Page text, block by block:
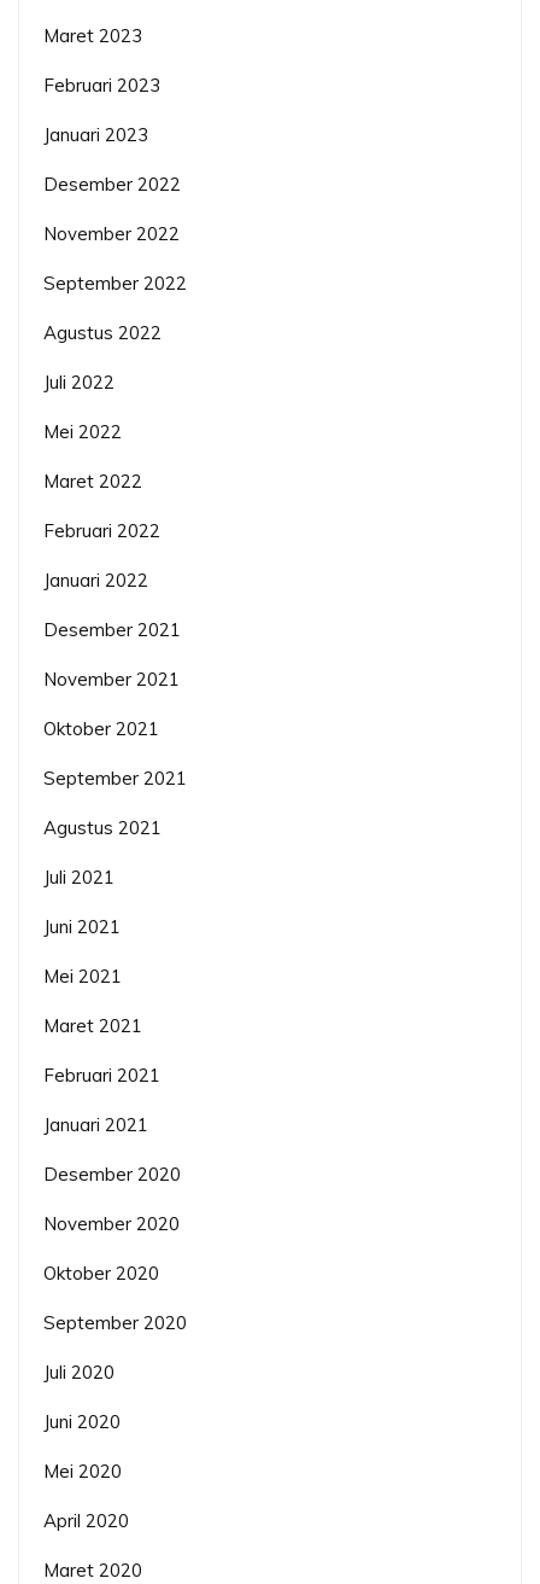
Maret 2023
Februari 2023
Januari 2023
Desember 2022
November 2022
September 2022
Agustus 2022
Juli 2022
Mei 2022
Maret 2022
Februari 2022
Januari 2022
Desember 2021
November 2021
Oktober 2021
September 2021
Agustus 2021
Juli 2021
Juni 2021
Mei 2021
Maret 2021
Februari 2021
Januari 2021
Desember 2020
November 2020
Oktober 2020
September 2020
Juli 2020
Juni 2020
Mei 2020
April 2020
Maret 2020